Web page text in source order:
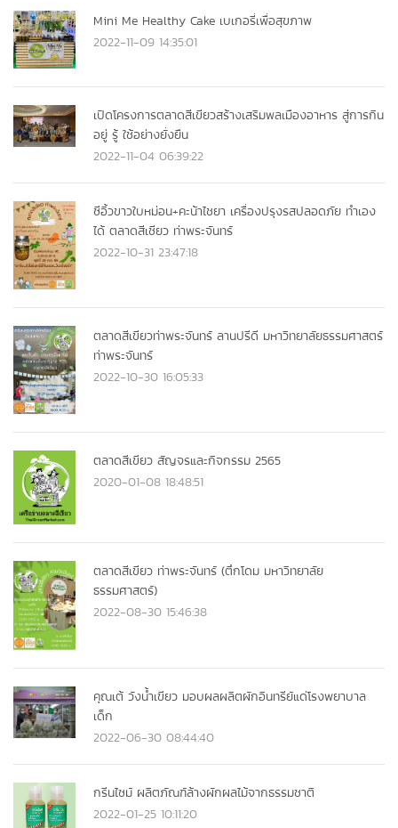
Mini Me Healthy Cake เบเกอรี่เพื่อสุขภาพ
2022-11-09 14:35:01
เปิดโครงการตลาดสีเขียวสร้างเสริมพลเมืองอาหาร สู่การกิน
อยู่ รู้ ใช้อย่างยั่งยืน
2022-11-04 06:39:22
ซีอิ้วขาวใบหม่อน+คะน้าไชยา เครื่องปรุงรสปลอดภัย ทำเอง
ได้ ตลาดสีเชียว ท่าพระจันทร์
2022-10-31 23:47:18
ตลาดสีเขียวท่าพระจันทร์ ลานปรีดี มหาวิทยาลัยธรรมศาสตร์
ท่าพระจันทร์
2022-10-30 16:05:33
ตลาดสีเขียว สัญจรและกิจกรรม 2565
2020-01-08 18:48:51
ตลาดสีเขียว ท่าพระจันทร์ (ตึกโดม มหาวิทยาลัย
ธรรมศาสตร์)
2022-08-30 15:46:38
คุณเต้ วังน้ำเขียว มอบผลผลิตผักอินทรีย์แด่โรงพยาบาล
เด็ก
2022-06-30 08:44:40
กรีนไซม์ ผลิตภัณฑ์ล้างผักผลไม้จากธรรมชาติ
2022-01-25 10:11:20